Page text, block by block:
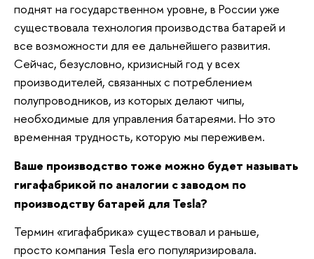
поднят на государственном уровне, в России уже
существовала технология производства батарей и
все возможности для ее дальнейшего развития.
Сейчас, безусловно, кризисный год у всех
производителей, связанных с потреблением
полупроводников, из которых делают чипы,
необходимые для управления батареями. Но это
временная трудность, которую мы переживем.
Ваше производство тоже можно будет называть
гигафабрикой по аналогии с заводом по
производству батарей для Tesla?
Термин «гигафабрика» существовал и раньше,
просто компания Tesla его популяризировала.